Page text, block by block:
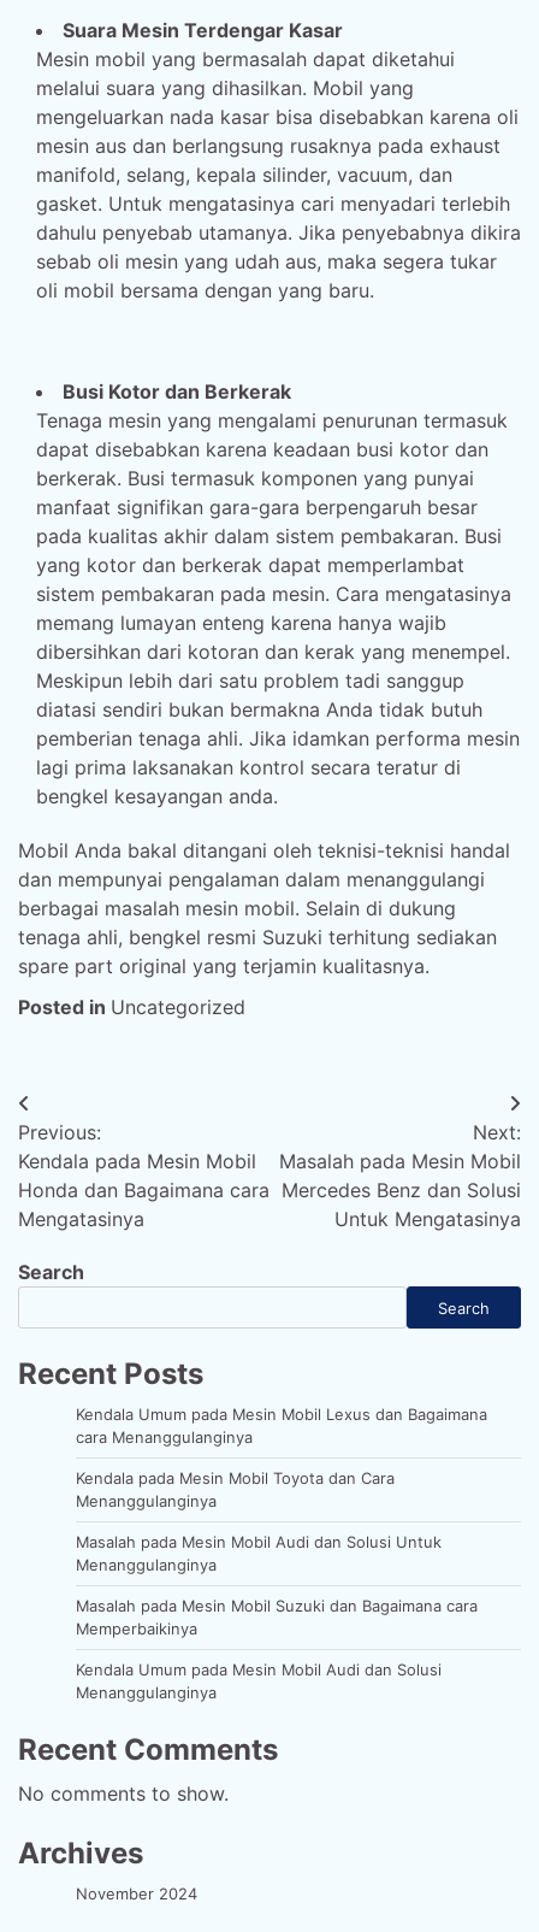
Suara Mesin Terdengar Kasar
Mesin mobil yang bermasalah dapat diketahui
melalui suara yang dihasilkan. Mobil yang
mengeluarkan nada kasar bisa disebabkan karena oli
mesin aus dan berlangsung rusaknya pada exhaust
manifold, selang, kepala silinder, vacuum, dan
gasket. Untuk mengatasinya cari menyadari terlebih
dahulu penyebab utamanya. Jika penyebabnya dikira
sebab oli mesin yang udah aus, maka segera tukar
oli mobil bersama dengan yang baru.
Busi Kotor dan Berkerak
Tenaga mesin yang mengalami penurunan termasuk
dapat disebabkan karena keadaan busi kotor dan
berkerak. Busi termasuk komponen yang punyai
manfaat signifikan gara-gara berpengaruh besar
pada kualitas akhir dalam sistem pembakaran. Busi
yang kotor dan berkerak dapat memperlambat
sistem pembakaran pada mesin. Cara mengatasinya
memang lumayan enteng karena hanya wajib
dibersihkan dari kotoran dan kerak yang menempel.
Meskipun lebih dari satu problem tadi sanggup
diatasi sendiri bukan bermakna Anda tidak butuh
pemberian tenaga ahli. Jika idamkan performa mesin
lagi prima laksanakan kontrol secara teratur di
bengkel kesayangan anda.
Mobil Anda bakal ditangani oleh teknisi-teknisi handal
dan mempunyai pengalaman dalam menanggulangi
berbagai masalah mesin mobil. Selain di dukung
tenaga ahli, bengkel resmi Suzuki terhitung sediakan
spare part original yang terjamin kualitasnya.
Posted in Uncategorized
Post
navigation
Previous:
Kendala pada Mesin Mobil
Honda dan Bagaimana cara
Mengatasinya
Next:
Masalah pada Mesin Mobil
Mercedes Benz dan Solusi
Untuk Mengatasinya
Search
Search
Recent Posts
Kendala Umum pada Mesin Mobil Lexus dan Bagaimana
cara Menanggulanginya
Kendala pada Mesin Mobil Toyota dan Cara
Menanggulanginya
Masalah pada Mesin Mobil Audi dan Solusi Untuk
Menanggulanginya
Masalah pada Mesin Mobil Suzuki dan Bagaimana cara
Memperbaikinya
Kendala Umum pada Mesin Mobil Audi dan Solusi
Menanggulanginya
Recent Comments
No comments to show.
Archives
November 2024